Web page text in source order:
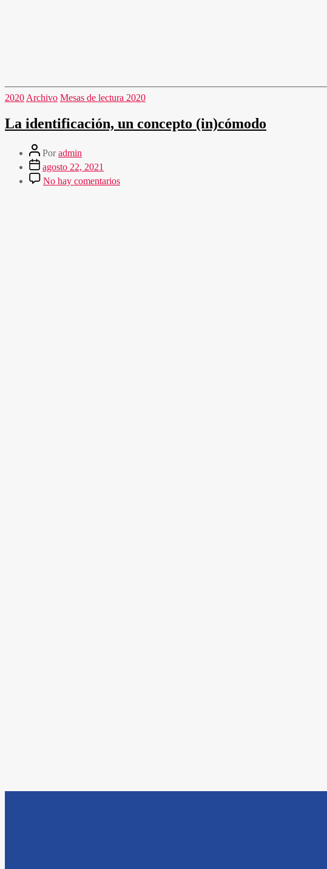
2020 Archivo Mesas de lectura 2020
La identificación, un concepto (in)cómodo
Poradmin
agosto 22, 2021
No hay comentarios